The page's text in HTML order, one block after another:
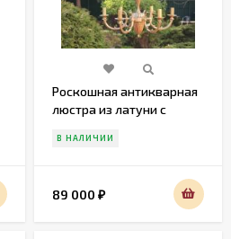
Роскошная антикварная
люстра из латуни с
В НАЛИЧИИ
89 000 ₽